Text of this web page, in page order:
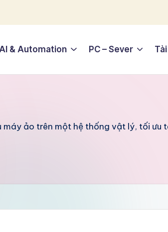
AI & Automation PC – Sever
ảo trên một hệ thống vật lý, tối ưu